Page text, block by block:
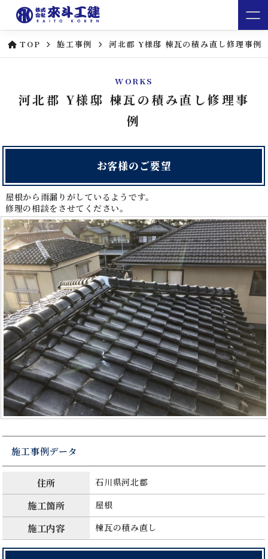
TOP 施工事例 河北郡 Y様邸 棟瓦の積み直し修理事例
WORKS
河北郡 Y様邸 棟瓦の積み直し修理事
例
お客様のご要望
屋根から雨漏りがしているようです。
修理の相談をさせてください。
施工事例データ
住所 石川県河北郡
施工箇所 屋根
施工内容 棟瓦の積み直し